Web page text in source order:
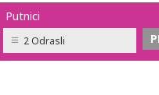
Putnici
2 Odrasli